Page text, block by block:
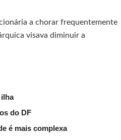
a chorar frequentemente
visava diminuir a
do DF
é mais complexa